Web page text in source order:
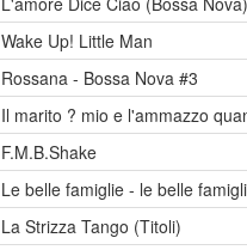
Wake Up! Little Man
Rossana - Bossa Nova #3
Il marito ? mio e l'ammazzo
F.M.B.Shake
Le belle famiglie - le belle
La Strizza Tango (Titoli)